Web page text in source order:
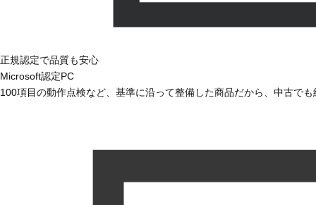
正規認定で品質も安心
Microsoft認定PC
100項目の動作点検など、基準に沿って整備した商品だから、中古で